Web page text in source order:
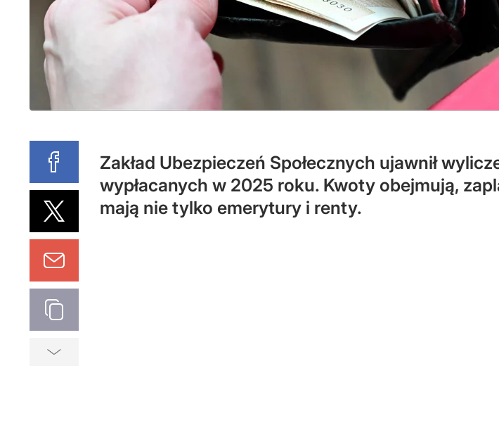
Zakład Ubezpieczeń Społecznych ujawnił
wypłacanych w 2025 roku. Kwoty obejmują,
mają nie tylko emerytury i renty.